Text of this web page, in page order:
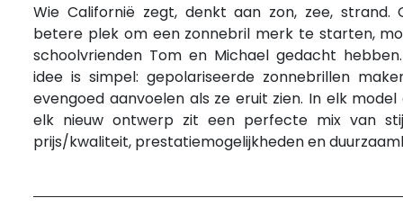
Wie Californië zegt, denkt aan zon, zee, strand.
betere plek om een zonnebril merk te starten,
schoolvrienden Tom en Michael gedacht
idee is simpel: gepolariseerde zonnebrillen
evengoed aanvoelen als ze eruit zien. In elk model
elk nieuw ontwerp zit een perfecte mix van
prijs/kwaliteit, prestatiemogelijkheden en